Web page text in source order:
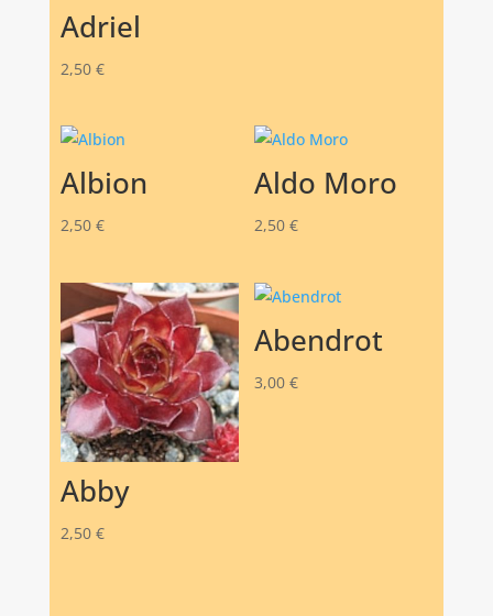
Adriel
2,50 €
Albion
2,50 €
Aldo Moro
2,50 €
Abby
2,50 €
Abendrot
3,00 €